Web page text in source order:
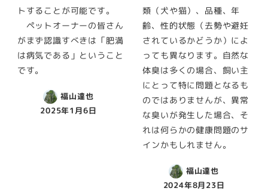
トすることが可能です。
ペットオーナーの皆さん
がまず認識すべきは「肥満
は病気である」ということ
です。
福山達也
2025年1月6日
類（犬や猫）、品種、年
齢、性的状態（去勢や避妊
されているかどうか）によ
っても異なります。自然な
体臭は多くの場合、飼い主
にとって特に問題となるも
のではありませんが、異常
な臭いが発生した場合、そ
れは何らかの健康問題のサ
インかもしれません。
福山達也
2024年8月23日